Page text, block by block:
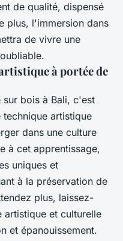
de qualité, dispensé
plus, l'immersion dans
de vivre une
à portée de
sur bois à Bali, c'est
technique artistique
dans une culture
à cet apprentissage,
uniques et
à la préservation de
plus, laissez-
artistique et culturelle
et épanouissement.